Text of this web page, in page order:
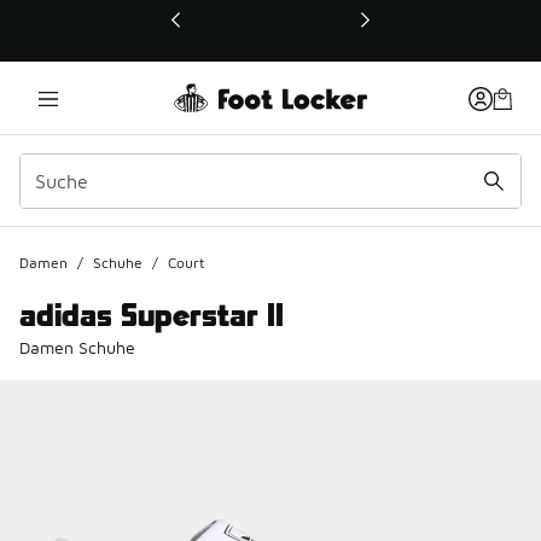
Dieser Link öffnet sich in einem neuen Fenster
Damen / Schuhe / Court
adidas Superstar II
Damen Schuhe